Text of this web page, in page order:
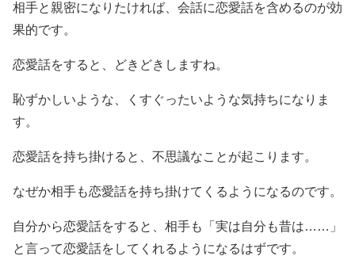
相手と親密になりたければ、会話に恋愛話を含めるのが効
果的です。
恋愛話をすると、どきどきしますね。
恥ずかしいような、くすぐったいような気持ちになりま
す。
恋愛話を持ち掛けると、不思議なことが起こります。
なぜか相手も恋愛話を持ち掛けてくるようになるのです。
自分から恋愛話をすると、相手も「実は自分も昔は……」
と言って恋愛話をしてくれるようになるはずです。